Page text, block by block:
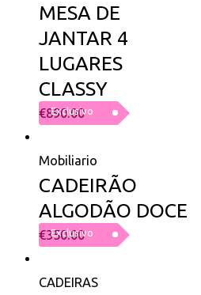
Exclusivo
MESA DE
JANTAR 4
LUGARES
CLASSY
€890.00
Exclusivo
Mobiliario
CADEIRÃO
ALGODÃO DOCE
€350.00
CADEIRAS